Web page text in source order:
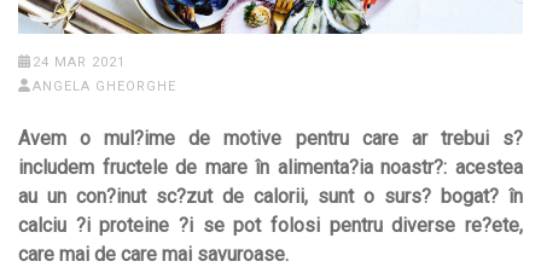
24 MAR 2021
ANGELA GHEORGHE
Avem o mul?ime de motive pentru care ar trebui s?
includem fructele de mare în alimenta?ia noastr?: acestea
au un con?inut sc?zut de calorii, sunt o surs? bogat? în
calciu ?i proteine ?i se pot folosi pentru diverse re?ete,
care mai de care mai savuroase.